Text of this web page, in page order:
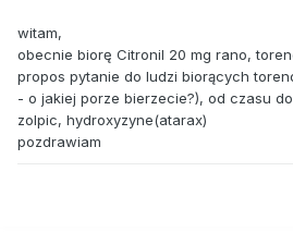
witam,
obecnie biorę Citronil 20 mg rano,
propos pytanie do ludzi biorących
- o jakiej porze bierzecie?), od czasu
zolpic, hydroxyzyne(atarax)
pozdrawiam